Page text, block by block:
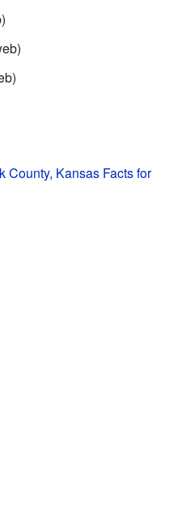
)
)
)
County, Kansas Facts for